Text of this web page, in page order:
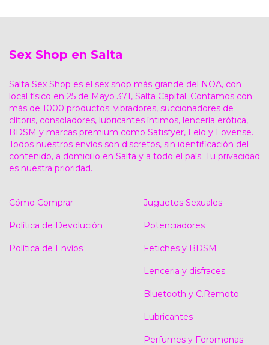
Sex Shop en Salta
Salta Sex Shop es el sex shop más grande del NOA, con
local físico en 25 de Mayo 371, Salta Capital. Contamos con
más de 1000 productos: vibradores, succionadores de
clítoris, consoladores, lubricantes íntimos, lencería erótica,
BDSM y marcas premium como Satisfyer, Lelo y Lovense.
Todos nuestros envíos son discretos, sin identificación del
contenido, a domicilio en Salta y a todo el país. Tu privacidad
es nuestra prioridad.
Cómo Comprar
Política de Devolución
Política de Envíos
Juguetes Sexuales
Potenciadores
Fetiches y BDSM
Lenceria y disfraces
Bluetooth y C.Remoto
Lubricantes
Perfumes y Feromonas